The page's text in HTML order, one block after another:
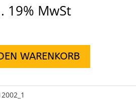
19% MwSt
WARENKORB